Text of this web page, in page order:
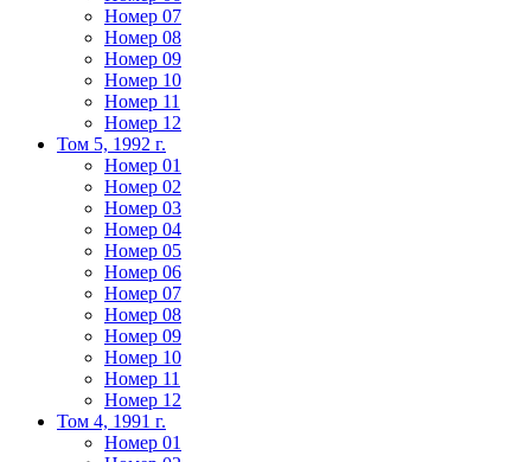
Номер 07
Номер 08
Номер 09
Номер 10
Номер 11
Номер 12
Том 5, 1992 г.
Номер 01
Номер 02
Номер 03
Номер 04
Номер 05
Номер 06
Номер 07
Номер 08
Номер 09
Номер 10
Номер 11
Номер 12
Том 4, 1991 г.
Номер 01